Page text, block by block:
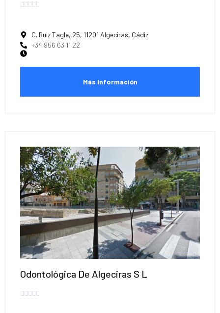
    
C. Ruiz Tagle, 25, 11201 Algeciras, Cádiz
+34 956 63 11 22
Más Información
Odontológica De Algeciras S L
    